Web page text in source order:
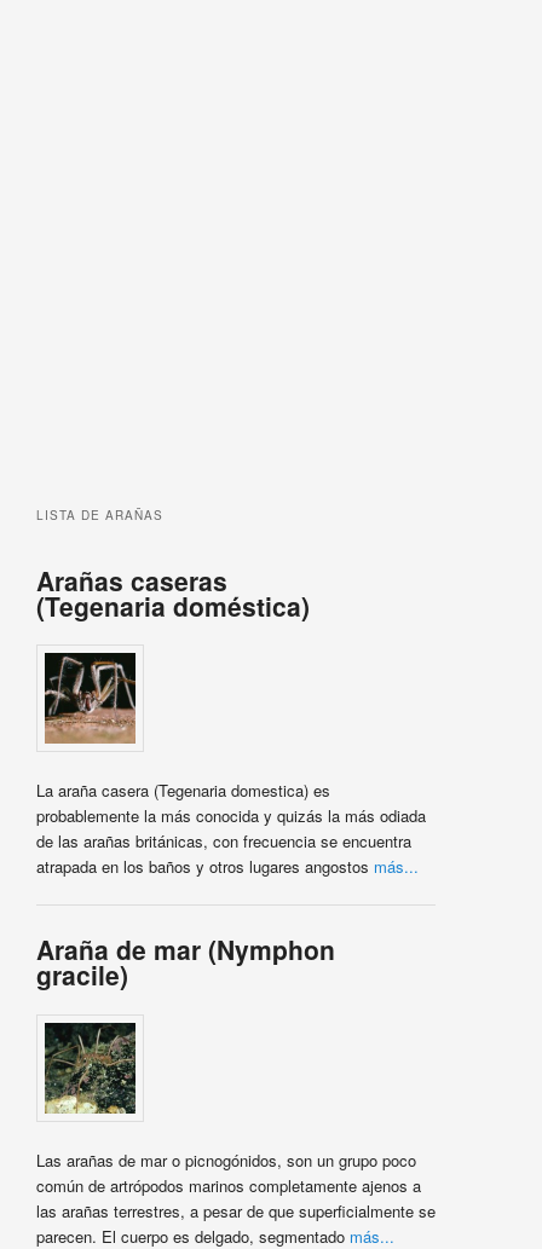
LISTA DE ARAÑAS
Arañas caseras
(Tegenaria doméstica)
La araña casera (Tegenaria domestica) es
probablemente la más conocida y quizás la más odiada
de las arañas británicas, con frecuencia se encuentra
atrapada en los baños y otros lugares angostos más...
Araña de mar (Nymphon
gracile)
Las arañas de mar o picnogónidos, son un grupo poco
común de artrópodos marinos completamente ajenos a
las arañas terrestres, a pesar de que superficialmente se
parecen. El cuerpo es delgado, segmentado más...